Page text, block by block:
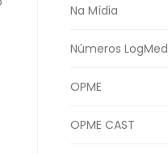
Na Mídia
Números LogMed
OPME
OPME CAST